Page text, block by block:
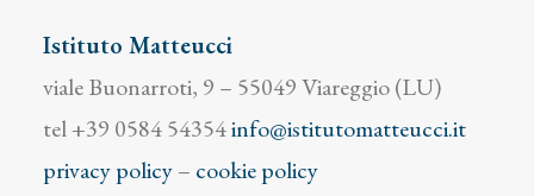
Istituto Matteucci
viale Buonarroti, 9 – 55049 Viareggio (LU)
tel +39 0584 54354info@istitutomatteucci.it
privacy policy– cookie policy